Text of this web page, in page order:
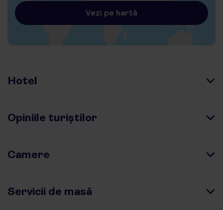
Vezi pe hartă
Hotel
Opiniile turiștilor
Camere
Servicii de masă